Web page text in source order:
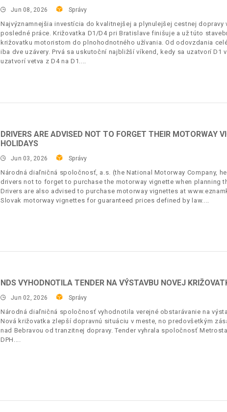
Jun 08, 2026 Správy
Najvýznamnejšia investícia do kvalitnejšej a plynulejšej cestnej
posledné práce. Križovatka D1/D4 pri Bratislave finišuje a už túto
križovatku motoristom do plnohodnotného užívania. Od odovzdania
iba dve uzávery. Prvá sa uskutoční najbližší víkend, kedy sa uzatvorí D1
uzatvorí vetva z D4 na D1.
DRIVERS ARE ADVISED NOT TO FORGET THEIR MOTORWAY
HOLIDAYS
Jun 03, 2026 Správy
Národná diaľničná spoločnosť, a.s. (the National Motorway Company,
drivers not to forget to purchase the motorway vignette when planning
Drivers are also advised to purchase motorway vignettes at
Slovak motorway vignettes for guaranteed prices defined by law.
NDS VYHODNOTILA TENDER NA VÝSTAVBU NOVEJ
Jun 02, 2026 Správy
Národná diaľničná spoločnosť vyhodnotila verejné obstarávanie na
Nová križovatka zlepší dopravnú situáciu v meste, no predovšetkým
nad Bebravou od tranzitnej dopravy. Tender vyhrala spoločnosť
DPH.